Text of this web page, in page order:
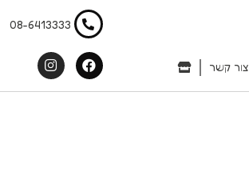
צור קשר
08-6413333
Facebook
Instagram